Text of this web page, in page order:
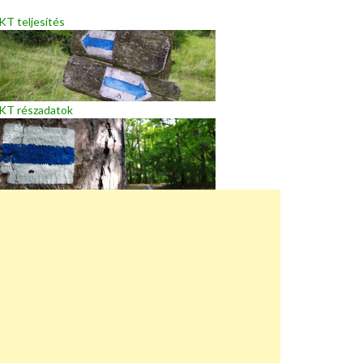
teljesítés
részadatok